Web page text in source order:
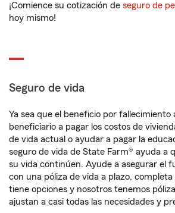
¡Comience su cotización de seguro de
hoy mismo!
Seguro de vida
Ya sea que el beneficio por fallecimiento
beneficiario a pagar los costos de
de vida actual o ayudar a pagar la
seguro de vida de State Farm® ayuda a
su vida continúen. Ayude a asegurar el
con una póliza de vida a plazo, completa
tiene opciones y nosotros tenemos
ajustan a casi todas las necesidades y